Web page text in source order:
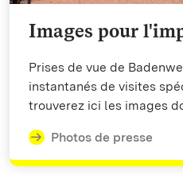
Images pour
Prises de vue de
instantanés de visites
trouverez ici les images
Photos de presse